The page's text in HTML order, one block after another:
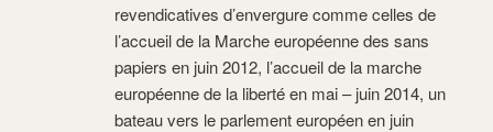
revendicatives d’envergure comme celles de
l’accueil de la Marche européenne des sans
papiers en juin 2012, l’accueil de la marche
européenne de la liberté en mai – juin 2014, un
bateau vers le parlement européen en juin